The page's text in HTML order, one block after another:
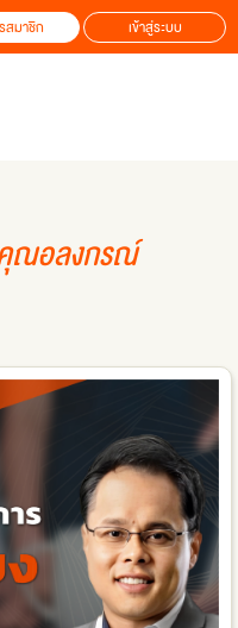
สมาชิก เข้าสู่ระบบ
คุณอลงกรณ์